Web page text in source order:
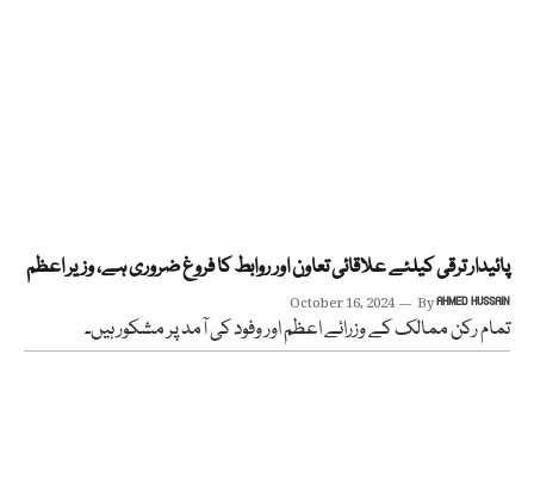
پائیدار ترقی کیلئے علاقائی تعاون اور روابط کا فروغ ضروری ہے، وزیر اعظم
October 16, 2024 ByAHMED HUSSAIN
تمام رکن ممالک کے وزرائے اعظم اور وفود کی آمد پر مشکور ہیں۔